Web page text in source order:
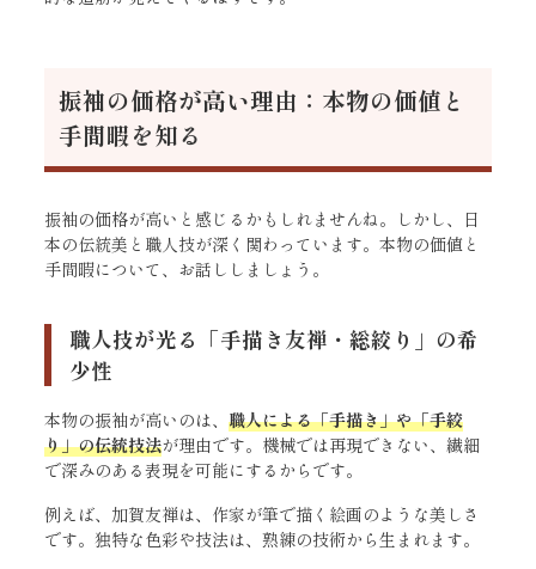
振袖の価格が高い理由：本物の価値と
手間暇を知る
振袖の価格が高いと感じるかもしれませんね。しかし、日
本の伝統美と職人技が深く関わっています。本物の価値と
手間暇について、お話ししましょう。
職人技が光る「手描き友禅・総絞り」の希
少性
本物の振袖が高いのは、職人による「手描き」や「手絞
り」の伝統技法が理由です。機械では再現できない、繊細
で深みのある表現を可能にするからです。
例えば、加賀友禅は、作家が筆で描く絵画のような美しさ
です。独特な色彩や技法は、熟練の技術から生まれます。